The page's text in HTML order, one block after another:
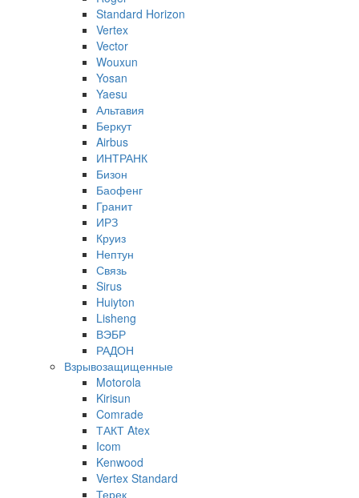
Standard Horizon
Vertex
Vector
Wouxun
Yosan
Yaesu
Альтавия
Беркут
Airbus
ИНТРАНК
Бизон
Баофенг
Гранит
ИРЗ
Круиз
Нептун
Связь
Sirus
Huiyton
Lisheng
ВЭБР
РАДОН
Взрывозащищенные
Motorola
Kirisun
Comrade
ТАКТ Atex
Icom
Kenwood
Vertex Standard
Терек